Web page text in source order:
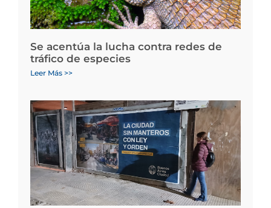
Se acentúa la lucha contra redes de
tráfico de especies
Leer Más >>